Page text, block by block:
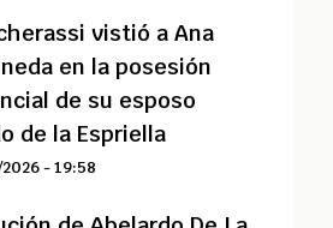
vistió a Ana
en la posesión
de su esposo
de la Espriella
- 19:58